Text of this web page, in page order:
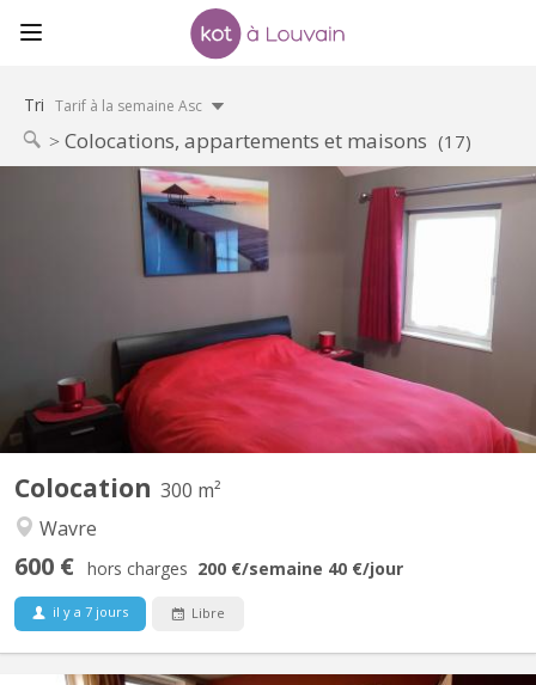
Tri Tarif à la semaine Asc
Colocations, appartements et maisons (17)
Colocation 300 m²
Wavre
600 € hors charges 200 €/semaine 40 €/jour
il y a 7 jours Libre
KV 1330
Régent en éducation physique loue chambre(lit double) dans une
belle villa pour UNIQUEMENT étudiant(e), stagiaire sérieux(se) et
soigneux(se). Salle de douche privatisée, TV, Wi-fi, fitness, grand
jardin, bureau, Lave linge, parking privé. Endroit calme, idéal pour
étudier. A 8 min...